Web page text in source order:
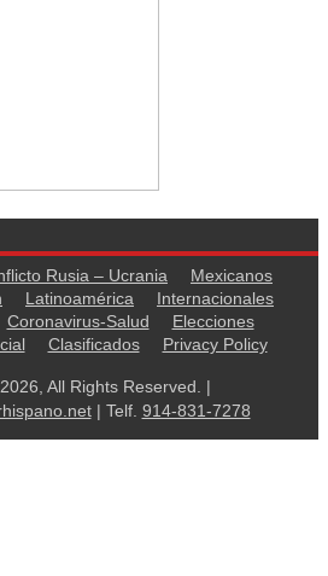
Rusia – Ucrania
Mexicanos
Latinoamérica
Internacionales
Coronavirus-Salud
Elecciones
Clasificados Privacy Policy
All Rights Reserved. |
| Telf. 914-831-7278